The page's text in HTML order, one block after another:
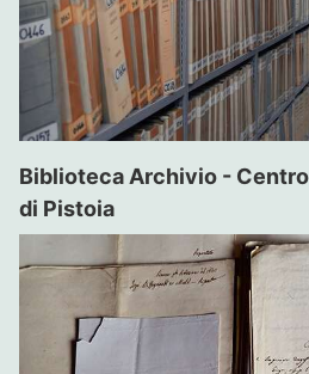
Biblioteca Archivio -
di Pistoia